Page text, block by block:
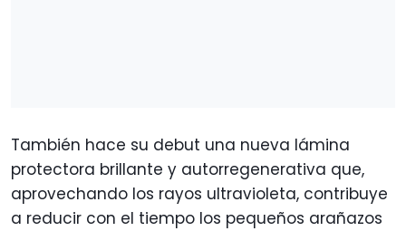
También hace su debut una nueva lámina
protectora brillante y autorregenerativa que,
aprovechando los rayos ultravioleta, contribuye
a reducir con el tiempo los pequeños arañazos